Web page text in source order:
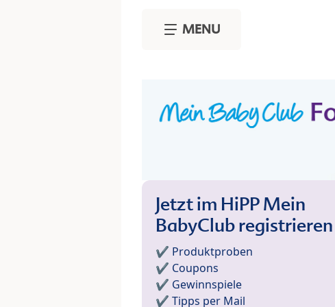
MENU
Jetzt im HiPP Mein
BabyClub registrieren
✔️ Produktproben
✔️ Coupons
✔️ Gewinnspiele
✔️ Tipps per Mail